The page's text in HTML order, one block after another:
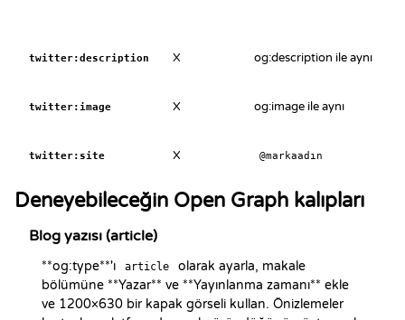
twitter:description X og:description ile aynı
twitter:image X og:image ile aynı
twitter:site X @markaadın
Deneyebileceğin Open Graph kalıpları
Blog yazısı (article)
**og:type**'ı article
olarak ayarla, makale
bölümüne **Yazar** ve **Yayınlanma zamanı** ekle
ve 1200×630 bir kapak görseli kullan. Önizlemeler